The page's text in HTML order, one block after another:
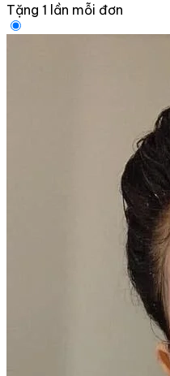
Tặng 1 lần mỗi đơn